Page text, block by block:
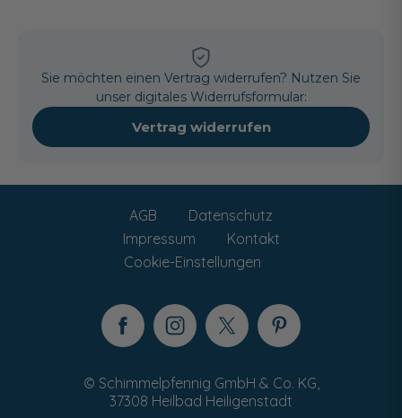
Sie möchten einen Vertrag widerrufen? Nutzen Sie
unser digitales Widerrufsformular:
Vertrag widerrufen
AGB
Datenschutz
Impressum
Kontakt
Cookie-Einstellungen
© Schimmelpfennig GmbH & Co. KG,
37308 Heilbad Heiligenstadt